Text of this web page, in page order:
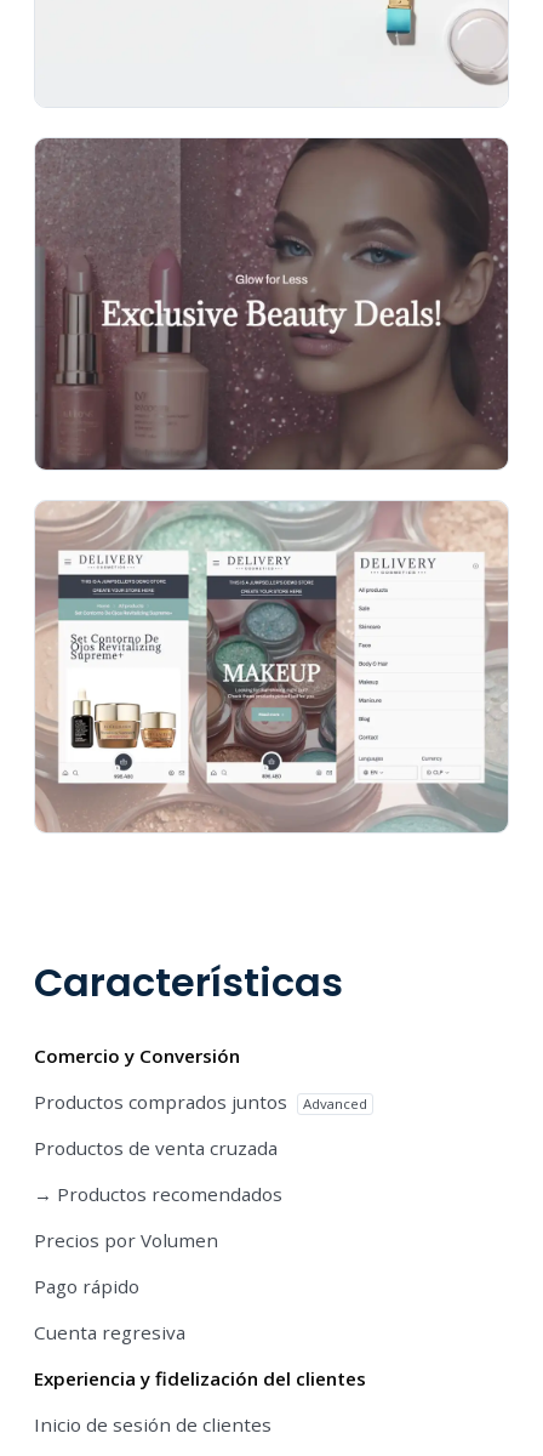
Características
Comercio y Conversión
Productos comprados juntos
Advanced
Productos de venta cruzada
→ Productos recomendados
Precios por Volumen
Pago rápido
Cuenta regresiva
Experiencia y fidelización del clientes
Inicio de sesión de clientes